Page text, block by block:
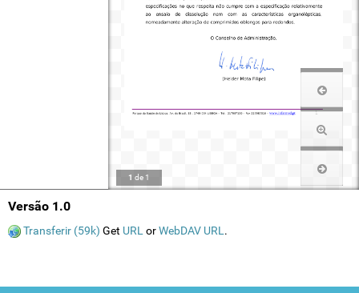
1 de 1
Versão 1.0
Transferir (59k) Get URL orWebDAV URL .